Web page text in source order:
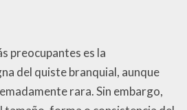
preocupantes es la
del quiste branquial, aunque
rara. Sin embargo,